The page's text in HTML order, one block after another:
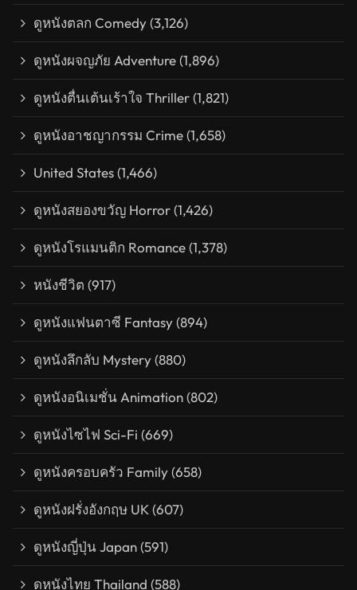
ดูหนังตลก Comedy(3,126)
ดูหนังผจญภัย Adventure(1,896)
ดูหนังตื่นเต้นเร้าใจ Thriller(1,821)
ดูหนังอาชญากรรม Crime(1,658)
United States(1,466)
ดูหนังสยองขวัญ Horror(1,426)
ดูหนังโรแมนติก Romance(1,378)
หนังชีวิต (917)
ดูหนังแฟนตาซี Fantasy(894)
ดูหนังลึกลับ Mystery(880)
ดูหนังอนิเมชั่น Animation(802)
ดูหนังไซไฟ Sci-Fi (669)
ดูหนังครอบครัว Family(658)
ดูหนังฝรั่งอังกฤษ UK(607)
ดูหนังญี่ปุ่น Japan(591)
ดูหนังไทย Thailand (588)